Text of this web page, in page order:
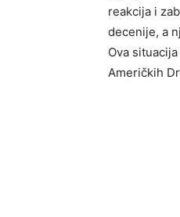
reakcija i
decenije, a
Ova
Američkih